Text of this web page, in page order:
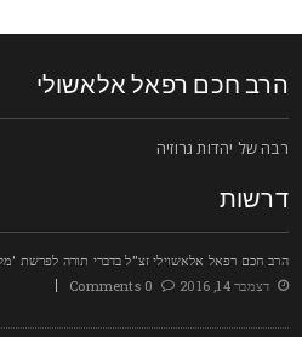
חכם רפאל אלאשולי
של יהדות גרוזיה
חכם רפאל אלאשוילי זצ"ל בדברי תורה לפרשת 'מקץ'
דצמבר 14, 2016
0 Comments